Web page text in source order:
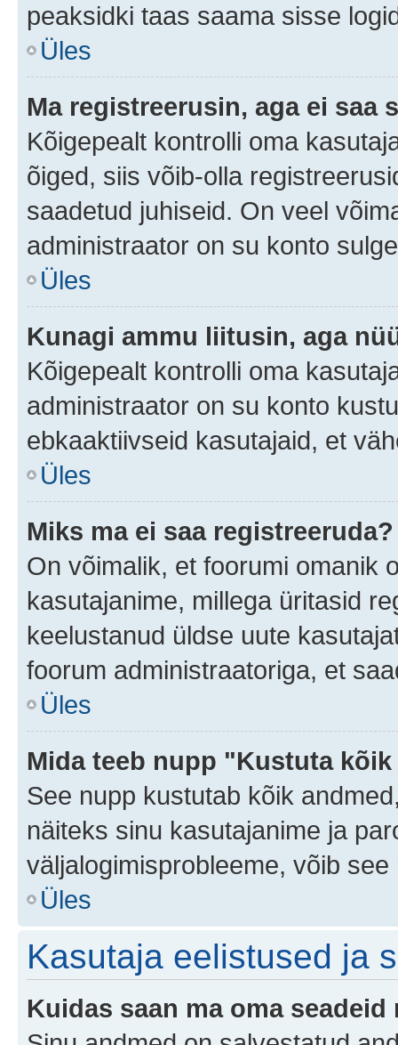
peaksidki taas saama sisse
Üles
Ma registreerusin, aga ei saa
Kõigepealt kontrolli oma
õiged, siis võib-olla
saadetud juhiseid. On veel
administraator on su konto
Üles
Kunagi ammu liitusin, aga
Kõigepealt kontrolli oma
administraator on su konto
ebkaaktiivseid kasutajaid, et
Üles
Miks ma ei saa registreeruda?
On võimalik, et foorumi omanik
kasutajanime, millega üritasid
keelustanud üldse uute
foorum administraatoriga, et
Üles
Mida teeb nupp "Kustuta
See nupp kustutab kõik
näiteks sinu kasutajanime ja
väljalogimisprobleeme, võib see
Üles
Kasutaja eelistused ja
Kuidas saan ma oma seadeid